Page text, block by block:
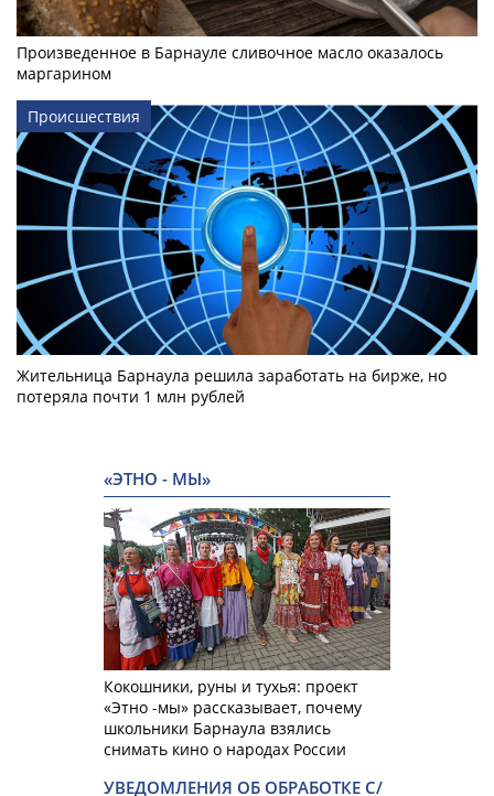
Произведенное в Барнауле сливочное масло оказалось
маргарином
Происшествия
Жительница Барнаула решила заработать на бирже, но
потеряла почти 1 млн рублей
«ЭТНО - МЫ»
Кокошники, руны и тухья: проект
«Этно -мы» рассказывает, почему
школьники Барнаула взялись
снимать кино о народах России
УВЕДОМЛЕНИЯ ОБ ОБРАБОТКЕ С/